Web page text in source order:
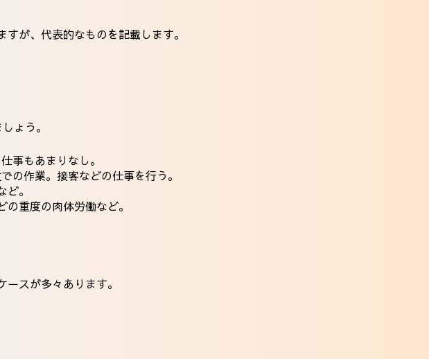
が、代表的なものを記載します。
ょう。
事もあまりなし。
の作業。接客などの仕事を行う。
。
重度の肉体労働など。
スが多々あります。